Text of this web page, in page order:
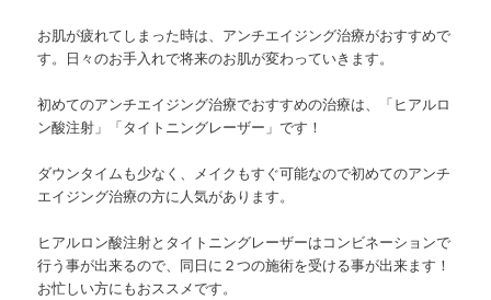
お肌が疲れてしまった時は、アンチエイジング治療がおすすめで
す。日々のお手入れで将来のお肌が変わっていきます。
初めてのアンチエイジング治療でおすすめの治療は、「ヒアルロ
ン酸注射」「タイトニングレーザー」です！
ダウンタイムも少なく、メイクもすぐ可能なので初めてのアンチ
エイジング治療の方に人気があります。
ヒアルロン酸注射とタイトニングレーザーはコンビネーションで
行う事が出来るので、同日に２つの施術を受ける事が出来ます！
お忙しい方にもおススメです。